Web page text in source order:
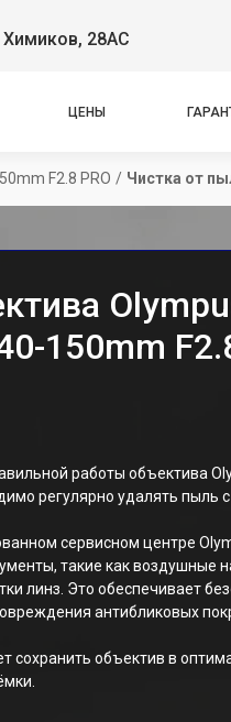
Химиков, 28АС
ЦЕНЫ
F2.8 PRO / Чистка от
150mm
работы объектива
регулярно удалять пыль с
сервисном центре
такие как воздушные
линз. Это обеспечивает
антибликовых
сохранить объектив в